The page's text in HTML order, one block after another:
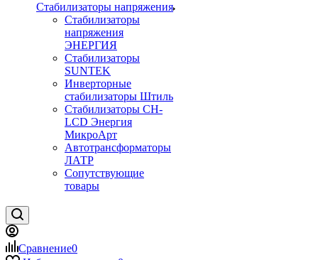
Стабилизаторы напряжения
Стабилизаторы
напряжения
ЭНЕРГИЯ
Стабилизаторы
SUNTEK
Инверторные
стабилизаторы Штиль
Стабилизаторы СН-
LCD Энepгия
МикроАрт
Автотрансформаторы
ЛАТР
Сопутствующие
товары
Сравнение0